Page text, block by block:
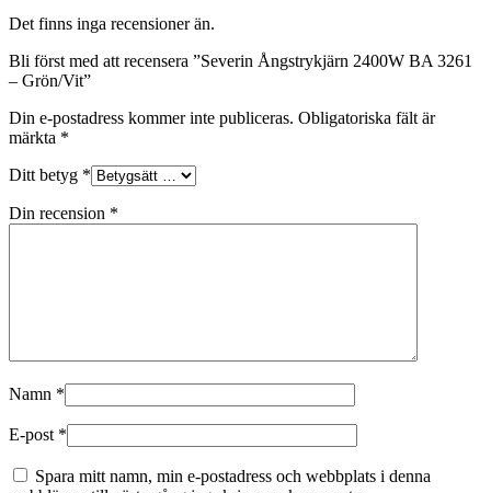
Det finns inga recensioner än.
Bli först med att recensera ”Severin Ångstrykjärn 2400W BA 3261
– Grön/Vit”
Din e-postadress kommer inte publiceras. Obligatoriska fält är
märkta *
Ditt betyg *
Din recension *
Namn *
E-post *
Spara mitt namn, min e-postadress och webbplats i denna